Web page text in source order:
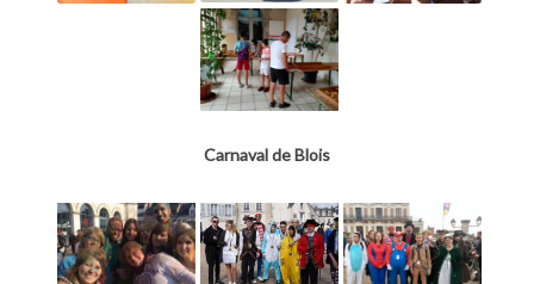
Carnaval de Blois